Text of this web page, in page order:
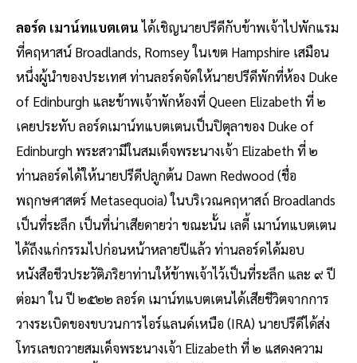
ลอร์ด เมาน์ทแบตเตนได้เชิญนายปรีดีกับข้าพเจ้าไปพักแรม
ที่คฤหาสน์ Broadlands, Romsey ในเขต Hampshire เสมือน
หนึ่งผู้นำของประเทศ ท่านลอร์ดจัดให้นายปรีดีพักที่ห้อง Duke
of Edinburgh และข้าพเจ้าพักห้องที่ Queen Elizabeth ที่ ๒
เคยประทับ ลอร์ดเมาน์ทแบตเตนเป็นปิตุลาของ Duke of
Edinburgh พระสวามีในสมเด็จพระนางเจ้า Elizabeth ที่ ๒
ท่านลอร์ดได้ให้นายปรีดีปลูกต้น Dawn Redwood (ชื่อ
พฤกษศาสตร์ Metasequoia) ในบริเวณคฤหาสถ์ Broadlands
เป็นที่ระลึก เป็นที่น่าเสียดายว่า ขณะนั้น เลดี้ เมาน์ทแบตเตน
ได้ถึงแก่กรรมไปก่อนหน้าหลายปีแล้ว ท่านลอร์ดได้มอบ
หนังสือชีวประวัติภริยาท่านให้ข้าพเจ้าไว้เป็นที่ระลึก และ ๙ ปี
ต่อมา ใน ปี ๒๕๒๒ ลอร์ด เมาน์ทแบตเตนได้เสียชีวิตจากการ
วางระเบิดของขบวนการไอร์แลนด์เหนือ (IRA) นายปรีดีได้ส่ง
โทรเลขถวายสมเด็จพระนางเจ้า Elizabeth ที่ ๒ แสดงความ